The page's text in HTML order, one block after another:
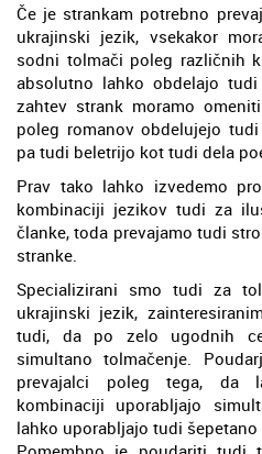
Če je strankam potrebno
ukrajinski jezik, vsekakor
sodni tolmači poleg različnih
absolutno lahko obdelajo
zahtev strank moramo
poleg romanov obdelujejo
pa tudi beletrijo kot tudi dela
Prav tako lahko izvedemo
kombinaciji jezikov tudi za
članke, toda prevajamo tudi
stranke.
Specializirani smo tudi za
ukrajinski jezik,
tudi, da po zelo ugodnih
simultano tolmačenje.
prevajalci poleg tega, da
kombinaciji uporabljajo
lahko uporabljajo tudi